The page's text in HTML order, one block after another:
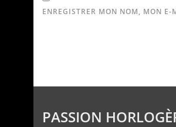
ENREGISTRER MON NOM, MON
PASSION